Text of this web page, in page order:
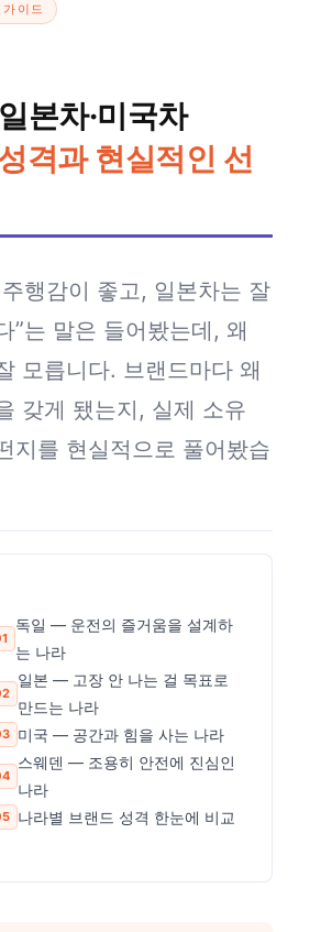
이드
본차·미국차
격과 현실적인 선
행감이 좋고, 일본차는 잘
”는 말은 들어봤는데, 왜
모릅니다. 브랜드마다 왜
갖게 됐는지, 실제 소유
지를 현실적으로 풀어봤습
독일 — 운전의 즐거움을 설계하
는 나라
일본 — 고장 안 나는 걸 목표로
만드는 나라
미국 — 공간과 힘을 사는 나라
스웨덴 — 조용히 안전에 진심인
나라
나라별 브랜드 성격 한눈에 비교